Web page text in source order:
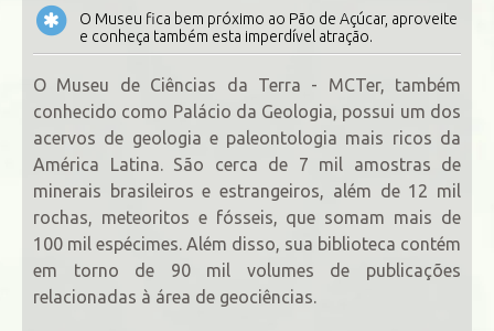
O Museu fica bem próximo ao Pão de Açúcar, aproveite
e conheça também esta imperdível atração.
O Museu de Ciências da Terra - MCTer, também
conhecido como Palácio da Geologia, possui um dos
acervos de geologia e paleontologia mais ricos da
América Latina. São cerca de 7 mil amostras de
minerais brasileiros e estrangeiros, além de 12 mil
rochas, meteoritos e fósseis, que somam mais de
100 mil espécimes. Além disso, sua biblioteca contém
em torno de 90 mil volumes de publicações
relacionadas à área de geociências.